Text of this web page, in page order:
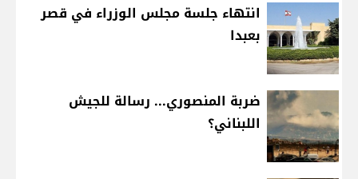
انتهاء جلسة مجلس الوزراء في قصر
بعبدا
ضربة المنصوري... رسالة للجيش
اللبناني؟